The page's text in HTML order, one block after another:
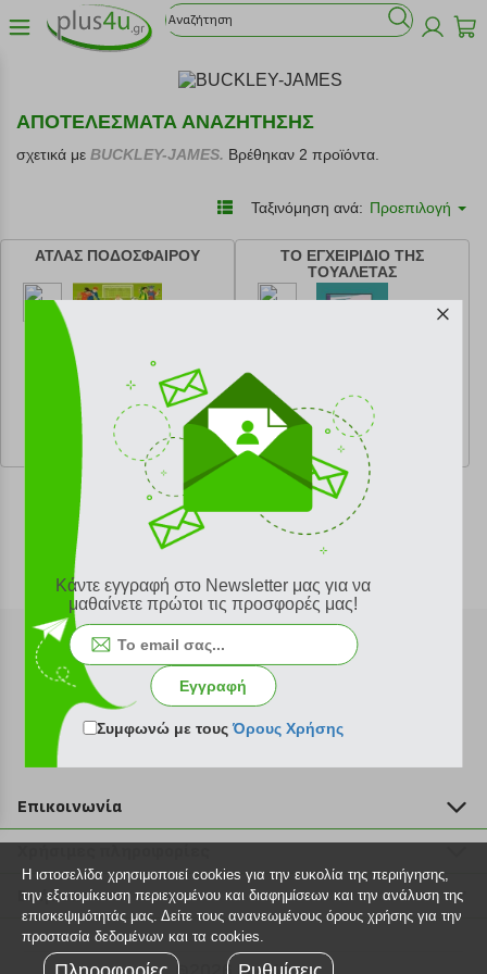
ΑΠΟΤΕΛΕΣΜΑΤΑ ΑΝΑΖΗΤΗΣΗΣ
σχετικά με BUCKLEY-JAMES. Βρέθηκαν 2 προϊόντα.
Ταξινόμηση ανά: Προεπιλογή
ΑΤΛΑΣ ΠΟΔΟΣΦΑΙΡΟΥ
κωδ. 108178305
14.16 €
Ελάχιστη 30 ημερών 17.70 €
Προτεινόμενη λιανική 17.70 €
ΤΟ ΕΓΧΕΙΡΙΔΙΟ ΤΗΣ
ΤΟΥΑΛΕΤΑΣ
108004342
6.39 €
Ελάχιστη 30 ημερών 7.10 €
Προτεινόμενη λιανική 7.10 €
Εγγραφή στο newsletter
Επικοινωνία
211 2000 700
info@plus4u.gr
Η εταιρία
Σημεία παραλαβής
Ευκαιρίες καριέρας
Βοήθεια
Εξέλιξη παραγγελίας
Τρόποι παραγγελίας
Κάντε εγγραφή στο Newsletter μας για να
μαθαίνετε πρώτοι τις προσφορές μας!
Εγγραφή
Συμφωνώ με τουςΌρους Χρήσης
Η ιστοσελίδα χρησιμοποιεί cookies για την ευκολία της περιήγησης,
την εξατομίκευση περιεχομένου και διαφημίσεων και την ανάλυση της
επισκεψιμότητάς μας. Δείτε τους ανανεωμένους όρους χρήσης για την
προστασία δεδομένων και τα cookies.